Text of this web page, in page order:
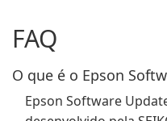
FAQ
O que é o Epson
Epson Software